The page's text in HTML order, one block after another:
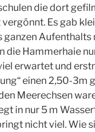
die dort
Es gab
Hammerhaie
erwartet und
einen 2,50-3m
Meerechsen
in nur 5 m
nicht viel. Wie